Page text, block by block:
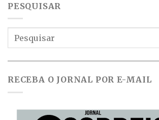
PESQUISAR
RECEBA O JORNAL POR E-MAIL